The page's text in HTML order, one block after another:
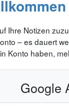
Ihre Notizen
– es dauert
Konto haben,
Google